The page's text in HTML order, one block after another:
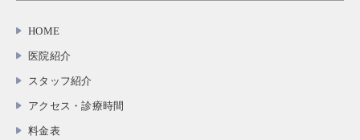
HOME
医院紹介
スタッフ紹介
アクセス・診療時間
料金表